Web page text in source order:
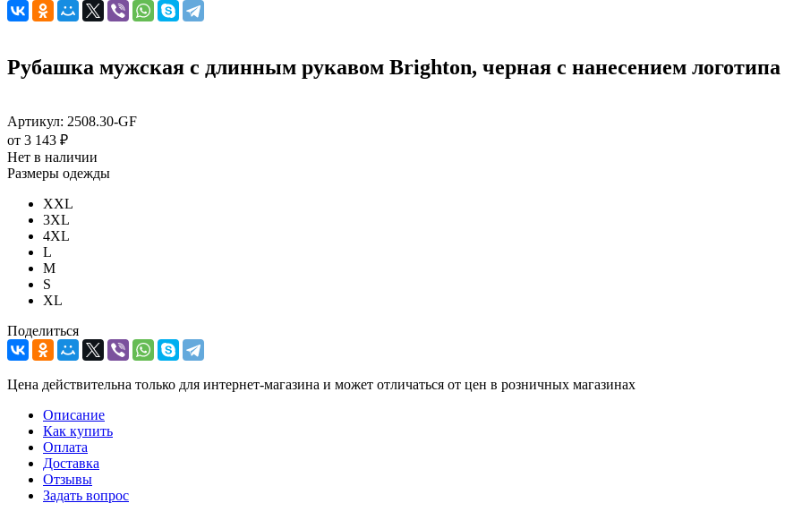
Рубашка мужская с длинным рукавом Brighton, черная с нанесением логотипа
Артикул: 2508.30-GF
от 3 143 ₽
Нет в наличии
Размеры одежды
XXL
3XL
4XL
L
M
S
XL
Поделиться
Цена действительна только для интернет-магазина и может отличаться от цен в розничных магазинах
Описание
Как купить
Оплата
Доставка
Отзывы
Задать вопрос